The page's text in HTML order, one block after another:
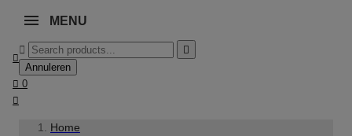
MENU



Annuleren
 0

Home